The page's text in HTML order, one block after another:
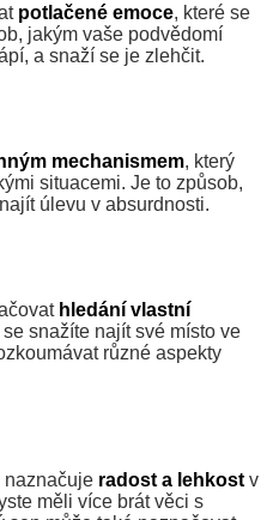
potlačené emoce, které se
jakým vaše podvědomí
a snaží se je zlehčit.
mechanismem, který
situacemi. Je to způsob,
úlevu v absurdnosti.
hledání vlastní
snažíte najít své místo ve
různé aspekty
naznačuje radost a lehkost v
měli více brát věci s